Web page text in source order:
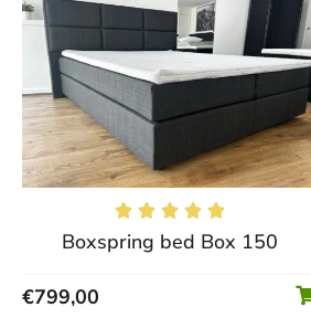
    
Boxspring bed Box 150
€799,00